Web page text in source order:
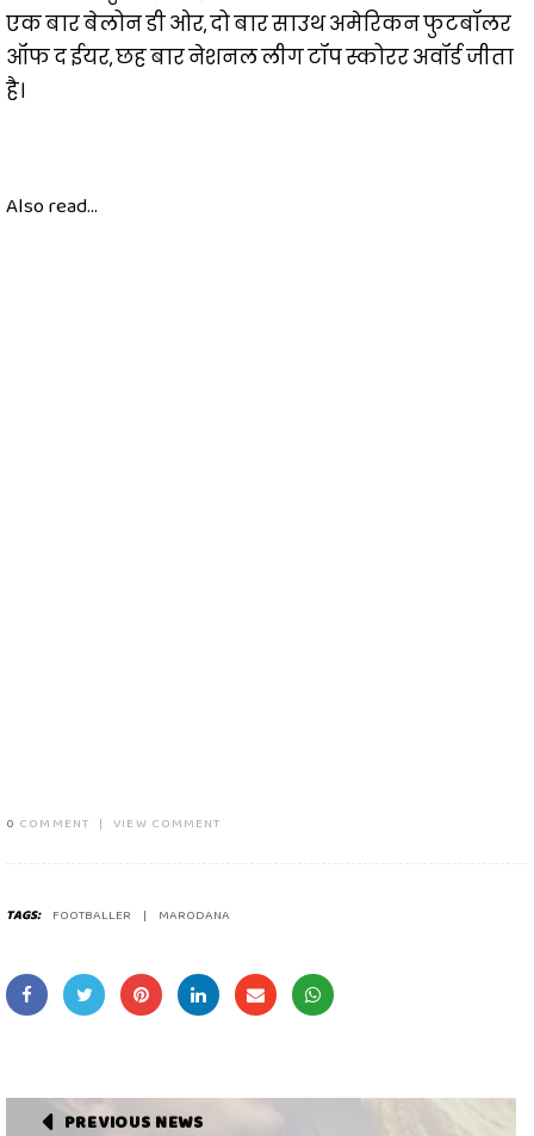
एक बार बेलोन डी ओर, दो बार साउथ अमेरिकन फुटबॉलर
ऑफ द ईयर, छह बार नेशनल लीग टॉप स्कोरर अवॉर्ड जीता
है।
Also read...
0 COMMENT | VIEW COMMENT
TAGS: FOOTBALLER MARODANA
PREVIOUS NEWS